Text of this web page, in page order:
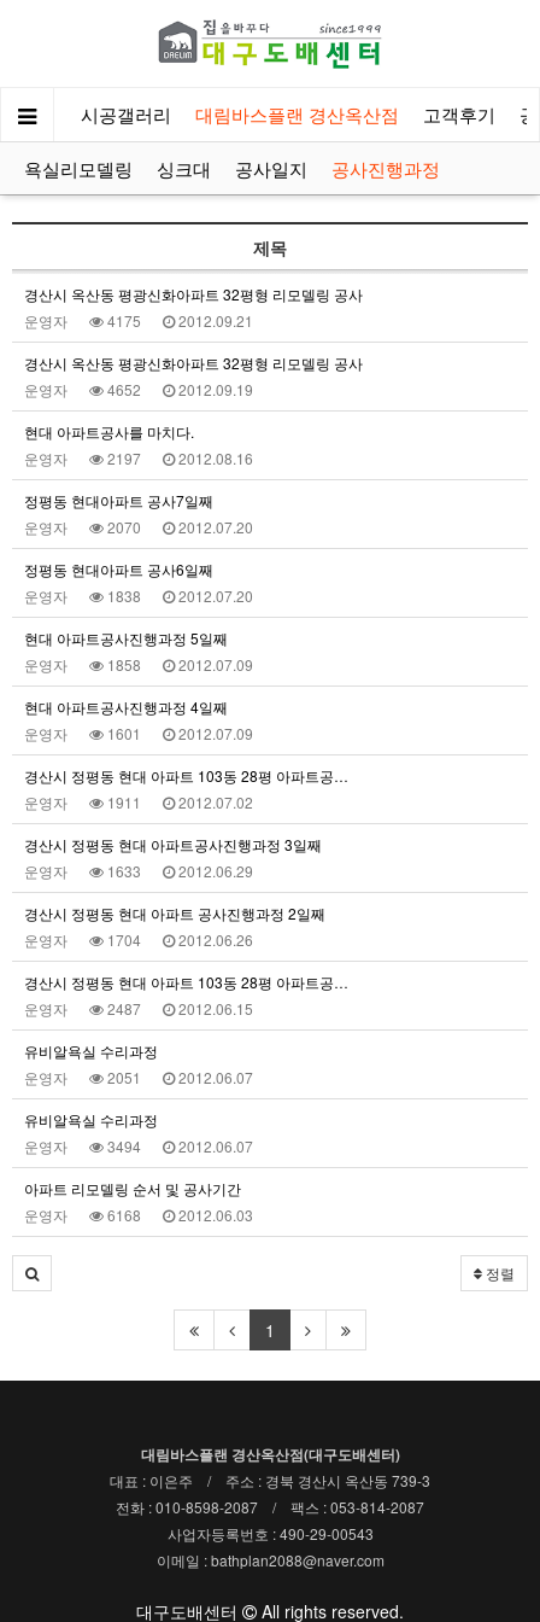
소개 시공갤러리 대림바스플랜 경산옥산점 고객후기
욕실리모델링 싱크대 공사일지 공사진행과정
제목
경산시 옥산동 평광신화아파트 32평형 리모델링 공사
운영자
4175 2012.09.21
경산시 옥산동 평광신화아파트 32평형 리모델링 공사
운영자
4652 2012.09.19
현대 아파트공사를 마치다.
운영자
2197 2012.08.16
정평동 현대아파트 공사7일째
운영자
2070 2012.07.20
정평동 현대아파트 공사6일째
운영자
1838 2012.07.20
현대 아파트공사진행과정 5일째
운영자
1858 2012.07.09
현대 아파트공사진행과정 4일째
운영자
1601 2012.07.09
경산시 정평동 현대 아파트 103동 28평 아파트공…
운영자
1911 2012.07.02
경산시 정평동 현대 아파트공사진행과정 3일째
운영자
1633 2012.06.29
경산시 정평동 현대 아파트 공사진행과정 2일째
운영자
1704 2012.06.26
경산시 정평동 현대 아파트 103동 28평 아파트공…
운영자
2487 2012.06.15
유비알욕실 수리과정
운영자
2051 2012.06.07
유비알욕실 수리과정
운영자
3494 2012.06.07
아파트 리모델링 순서 및 공사기간
운영자
6168 2012.06.03
정렬
1
대림바스플랜 경산옥산점(대구도배센터)
대표 : 이은주 / 주소 : 경북 경산시 옥산동 739-3
전화 : 010-8598-2087 / 팩스 : 053-814-2087
사업자등록번호 : 490-29-00543
이메일 : bathplan2088@naver.com
대구도배센터 All rights reserved.